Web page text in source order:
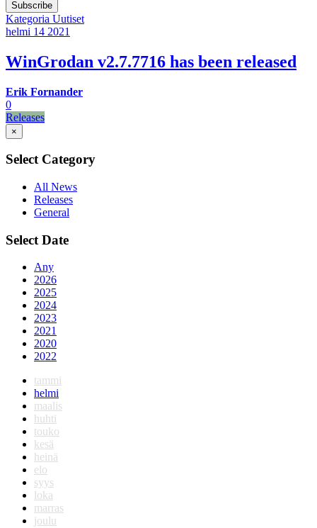
Subscribe
Kategoria Uutiset
helmi 14 2021
WinGrodan v2.7.7716 has been released
Erik Fornander
0
Releases
×
Select Category
All News
Releases
General
Select Date
Any
2026
2025
2024
2023
2021
2020
2022
tammi
helmi
maalis
huhti
touko
kesä
heinä
elo
syys
loka
marras
joulu